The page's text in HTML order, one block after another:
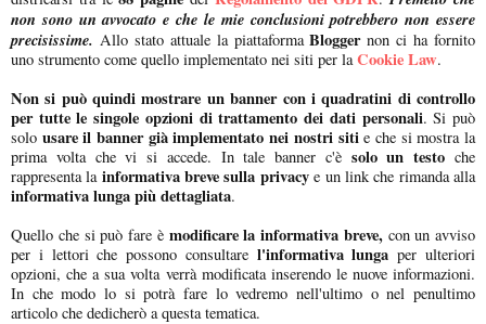
non sono un avvocato e che le mie conclusioni potrebbero non essere
precisissime. Allo stato attuale la piattaformaBloggernon ci ha fornito
uno strumento come quello implementato nei siti per laCookie Law.
Non si può quindi mostrare un banner con i quadratini di controllo
per tutte le singole opzioni di trattamento dei dati personali. Si può
solo usare il banner già implementato nei nostri sitie che si mostra la
prima volta che vi si accede. In tale banner c'è solo un testo che
rappresenta lainformativa breve sulla privacye un link che rimanda alla
informativa lunga più dettagliata.
Quello che si può fare è modificare la informativa breve, con un avviso
per i lettori che possono consultare l'informativa lunga per ulteriori
opzioni, che a sua volta verrà modificata inserendo le nuove informazioni.
In che modo lo si potrà fare lo vedremo nell'ultimo o nel penultimo
articolo che dedicherò a questa tematica.